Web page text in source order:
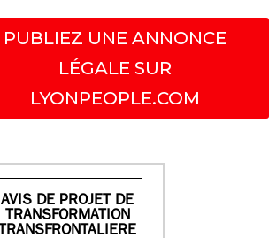
PUBLIEZ UNE ANNONCE
LÉGALE SUR
LYONPEOPLE.COM
AVIS DE PROJET DE
TRANSFORMATION
TRANSFRONTALIERE